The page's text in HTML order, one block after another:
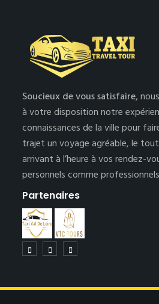
Soucieux de vous satisfaire,
à votre disposition notre
connaissances de la ville pour
trajet un voyage agréable, le
arrivant à l’heure à vos rendez-
personnels comme
Partenaires